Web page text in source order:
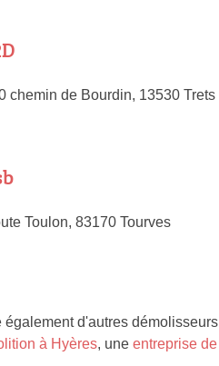
chemin de Bourdin, 13530 Trets
Toulon, 83170 Tourves
également d'autres
à Hyères, une entreprise